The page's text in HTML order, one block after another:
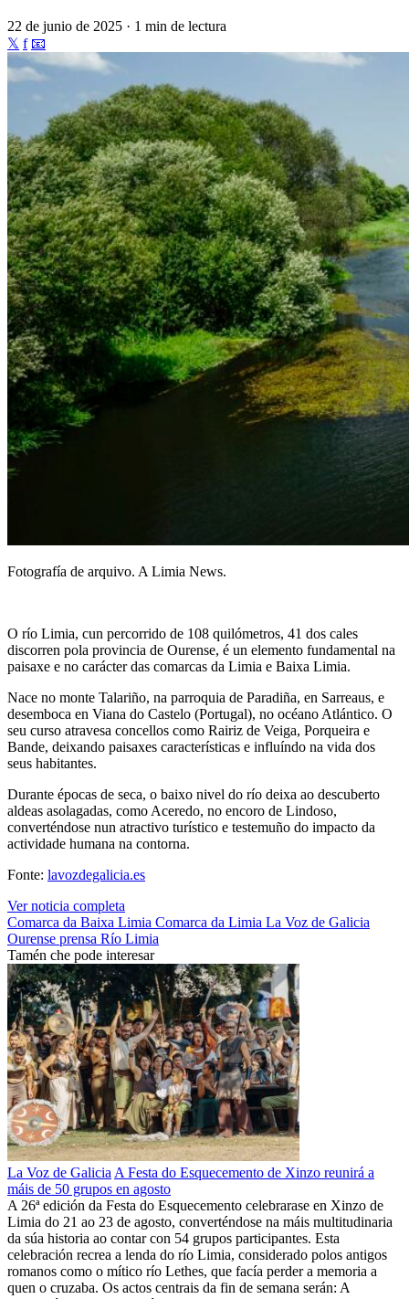
22 de junio de 2025 · 1 min de lectura
𝕏 f 📧
Fotografía de arquivo. A Limia News.
O río Limia, cun percorrido de 108 quilómetros, 41 dos cales
discorren pola provincia de Ourense, é un elemento fundamental na
paisaxe e no carácter das comarcas da Limia e Baixa Limia.
Nace no monte Talariño, na parroquia de Paradiña, en Sarreaus, e
desemboca en Viana do Castelo (Portugal), no océano Atlántico. O
seu curso atravesa concellos como Rairiz de Veiga, Porqueira e
Bande, deixando paisaxes características e influíndo na vida dos
seus habitantes.
Durante épocas de seca, o baixo nivel do río deixa ao descuberto
aldeas asolagadas, como Aceredo, no encoro de Lindoso,
converténdose nun atractivo turístico e testemuño do impacto da
actividade humana na contorna.
Fonte: lavozdegalicia.es
Ver noticia completa
Comarca da Baixa Limia Comarca da Limia La Voz de Galicia
Ourense prensa Río Limia
Tamén che pode interesar
La Voz de Galicia A Festa do Esquecemento de Xinzo reunirá a
máis de 50 grupos en agosto
A 26ª edición da Festa do Esquecemento celebrarase en Xinzo de
Limia do 21 ao 23 de agosto, converténdose na máis multitudinaria
da súa historia ao contar con 54 grupos participantes. Esta
celebración recrea a lenda do río Limia, considerado polos antigos
romanos como o mítico río Lethes, que facía perder a memoria a
quen o cruzaba. Os actos centrais da fin de semana serán: A